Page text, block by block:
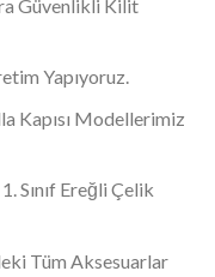
Güvenlikli Kilit
Yapıyoruz.
Kapısı Modellerimiz
Sınıf Ereğli Çelik
Tüm Aksesuarlar